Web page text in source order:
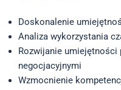
Doskonalenie
Analiza wykorzystania
Rozwijanie umiejętności
negocjacyjnymi
Wzmocnienie